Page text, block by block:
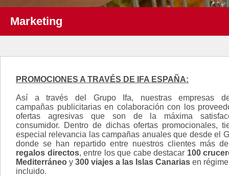
Marketing
PROMOCIONES A TRAVÉS DE IFA ESPAÑA:
Así a través del Grupo Ifa, nuestras empresas
campañas publicitarias en colaboración con los
ofertas agresivas que son de la máxima
consumidor. Dentro de dichas ofertas promocionales,
especial relevancia las campañas anuales que desde el
donde se han repartido entre nuestros clientes más
regalos directos, entre los que cabe destacar 100
Mediterráneo y 300 viajes a las Islas Canarias en
incluido.